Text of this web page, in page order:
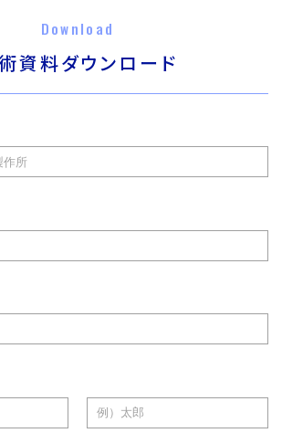
Download
資料ダウンロード